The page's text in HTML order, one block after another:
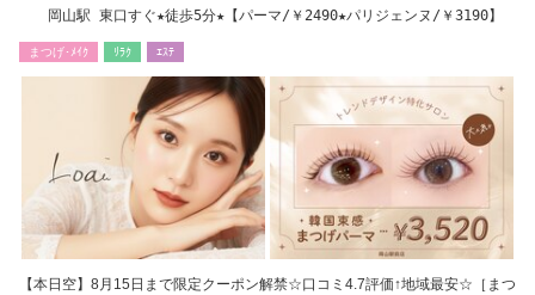
岡山駅 東口すぐ★徒歩5分★【パーマ/￥2490★パリジェンヌ/￥3190】
まつげ･ﾒｲｸ ﾘﾗｸ ｴｽﾃ
【本日空】8月15日まで限定クーポン解禁☆口コミ4.7評価↑地域最安☆［まつ